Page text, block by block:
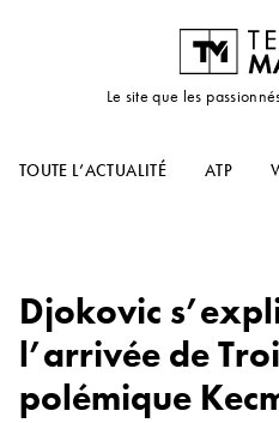
Le site que les
TOUTE L’ACTUALITÉ ATP
Djokovic
l’arrivée de
polémique